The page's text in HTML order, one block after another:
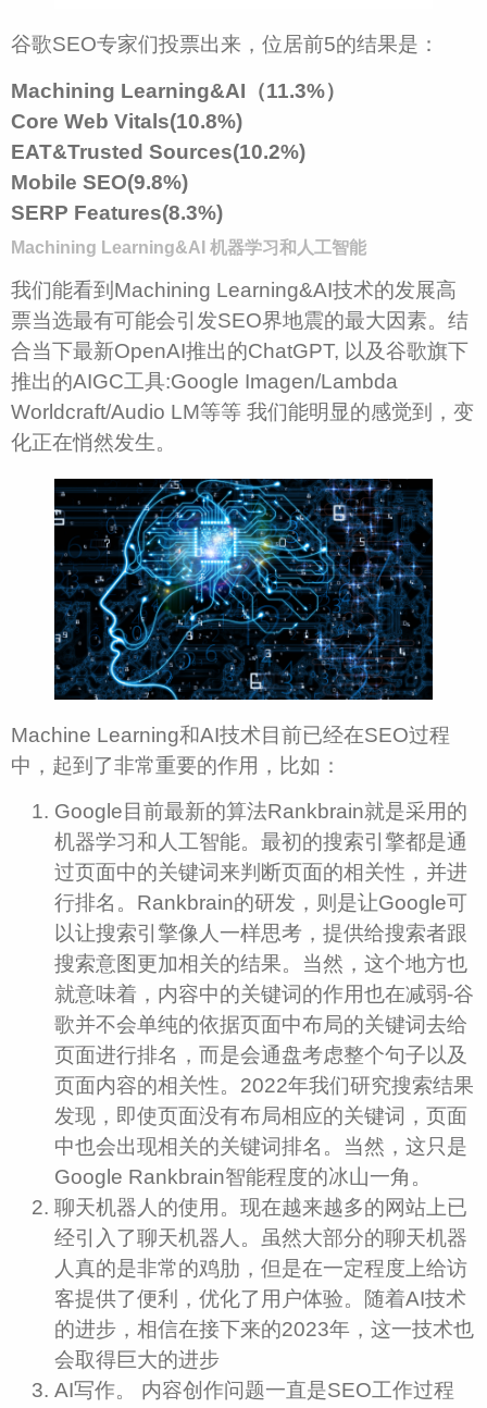
谷歌SEO专家们投票出来，位居前5的结果是：
Machining Learning&AI（11.3%）
Core Web Vitals(10.8%)
EAT&Trusted Sources(10.2%)
Mobile SEO(9.8%)
SERP Features(8.3%)
Machining Learning&AI 机器学习和人工智能
我们能看到Machining Learning&AI技术的发展高
票当选最有可能会引发SEO界地震的最大因素。结
合当下最新OpenAI推出的ChatGPT, 以及谷歌旗下
推出的AIGC工具:Google Imagen/Lambda
Worldcraft/Audio LM等等 我们能明显的感觉到，变
化正在悄然发生。
Machine Learning和AI技术目前已经在SEO过程
中，起到了非常重要的作用，比如：
Google目前最新的算法Rankbrain就是采用的
机器学习和人工智能。最初的搜索引擎都是通
过页面中的关键词来判断页面的相关性，并进
行排名。Rankbrain的研发，则是让Google可
以让搜索引擎像人一样思考，提供给搜索者跟
搜索意图更加相关的结果。当然，这个地方也
就意味着，内容中的关键词的作用也在减弱-谷
歌并不会单纯的依据页面中布局的关键词去给
页面进行排名，而是会通盘考虑整个句子以及
页面内容的相关性。2022年我们研究搜索结果
发现，即使页面没有布局相应的关键词，页面
中也会出现相关的关键词排名。当然，这只是
Google Rankbrain智能程度的冰山一角。
聊天机器人的使用。现在越来越多的网站上已
经引入了聊天机器人。虽然大部分的聊天机器
人真的是非常的鸡肋，但是在一定程度上给访
客提供了便利，优化了用户体验。随着AI技术
的进步，相信在接下来的2023年，这一技术也
会取得巨大的进步
AI写作。 内容创作问题一直是SEO工作过程